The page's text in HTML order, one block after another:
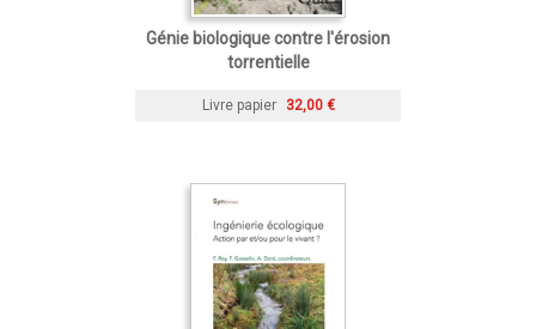
Génie biologique contre l'érosion
torrentielle
Livre papier 32,00 €